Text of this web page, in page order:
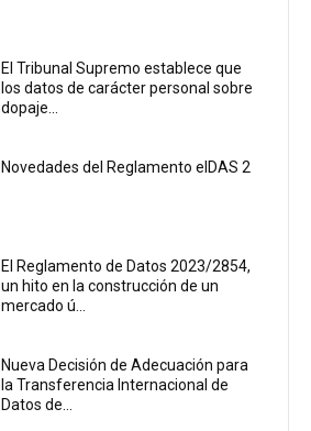
El Tribunal Supremo establece que
los datos de carácter personal sobre
dopaje...
Novedades del Reglamento eIDAS 2
El Reglamento de Datos 2023/2854,
un hito en la construcción de un
mercado ú...
Nueva Decisión de Adecuación para
la Transferencia Internacional de
Datos de...